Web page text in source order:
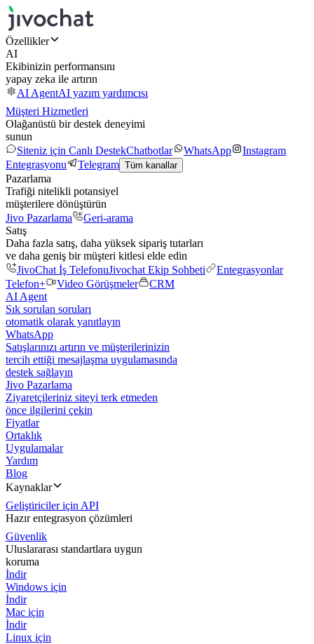
Özellikler
AI
Ekibinizin performansını
yapay zeka ile artırın
AI AgentAI yazım yardımcısı
Müşteri Hizmetleri
Olağanüstü bir destek deneyimi
sunun
Siteniz için Canlı DestekChatbotlar WhatsApp
Instagram
Entegrasyonu
Telegram Tüm kanallar
Pazarlama
Trafiği nitelikli potansiyel
müşterilere dönüştürün
Jivo Pazarlama
Geri-arama
Satış
Daha fazla satış, daha yüksek sipariş tutarları
ve daha geniş bir müşteri kitlesi elde edin
JivoChat İş TelefonuJivochat Ekip Sohbeti
Entegrasyonlar
Telefon+
Video Görüşmeler
CRM
AI Agent
Sık sorulan soruları
otomatik olarak yanıtlayın
WhatsApp
Satışlarınızı artırın ve müşterilerinizin
tercih ettiği mesajlaşma uygulamasında
destek sağlayın
Jivo Pazarlama
Ziyaretçileriniz siteyi terk etmeden
önce ilgilerini çekin
Fiyatlar
Ortaklık
Uygulamalar
Yardım
Blog
Kaynaklar
Geliştiriciler için API
Hazır entegrasyon çözümleri
Güvenlik
Uluslararası standartlara uygun
koruma
İndir
Windows için
İndir
Mac için
İndir
Linux için